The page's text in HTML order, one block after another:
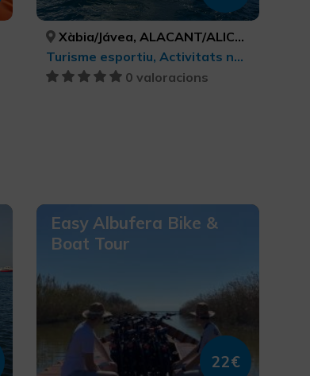
Xàbia/Jávea, ALACANT/ALICANTE
Turisme esportiu, Activitats nàutiques, Turisme actiu-aventura
0 valoracions
Easy Albufera Bike &
Boat Tour
22€